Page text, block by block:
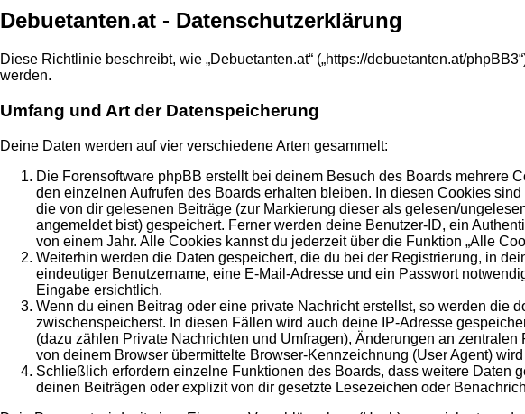
Debuetanten.at - Datenschutzerklärung
Diese Richtlinie beschreibt, wie „Debuetanten.at“ („https://debuetanten.at/
werden.
Umfang und Art der Datenspeicherung
Deine Daten werden auf vier verschiedene Arten gesammelt:
Die Forensoftware phpBB erstellt bei deinem Besuch des Boards mehrere
den einzelnen Aufrufen des Boards erhalten bleiben. In diesen Cookies
die von dir gelesenen Beiträge (zur Markierung dieser als gelesen/
angemeldet bist) gespeichert. Ferner werden deine Benutzer-ID, ein
von einem Jahr. Alle Cookies kannst du jederzeit über die Funktion „Alle
Weiterhin werden die Daten gespeichert, die du bei der Registrierung, in
eindeutiger Benutzername, eine E-Mail-Adresse und ein Passwort
Eingabe ersichtlich.
Wenn du einen Beitrag oder eine private Nachricht erstellst, so werden die
zwischenspeicherst. In diesen Fällen wird auch deine IP-Adresse
(dazu zählen Private Nachrichten und Umfragen), Änderungen an
von deinem Browser übermittelte Browser-Kennzeichnung (User Agent)
Schließlich erfordern einzelne Funktionen des Boards, dass weitere Daten
deinen Beiträgen oder explizit von dir gesetzte Lesezeichen oder